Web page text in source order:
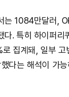
는 1084만달러,
다. 특히 하이퍼리
집계돼, 일부 고
다는 해석이 가능